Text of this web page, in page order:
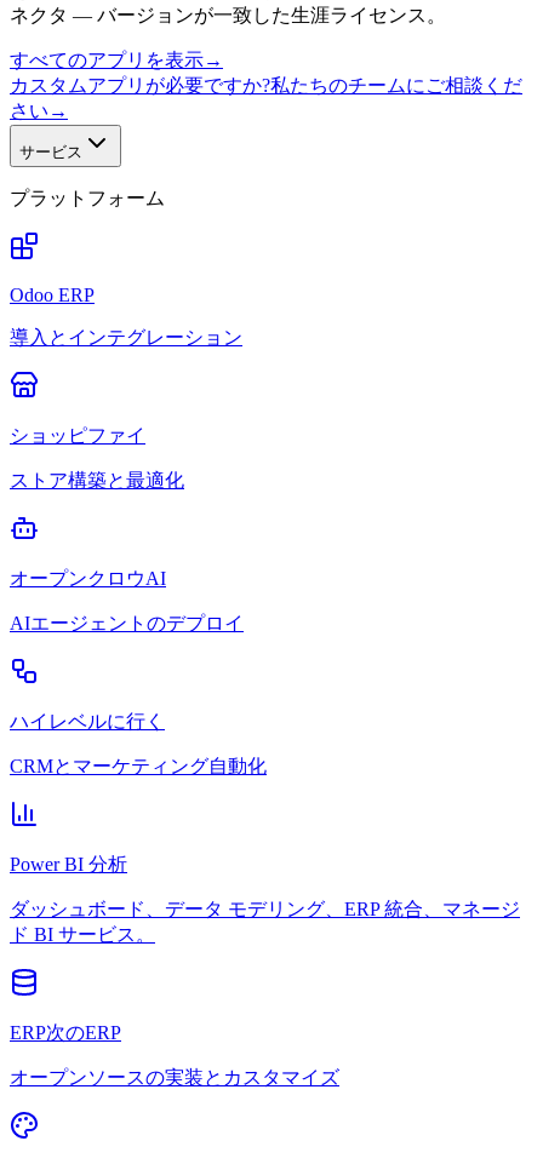
ネクタ — バージョンが一致した生涯ライセンス。
すべてのアプリを表示→
カスタムアプリが必要ですか?私たちのチームにご相談くだ
さい →
サービス
プラットフォーム
Odoo ERP
導入とインテグレーション
ショッピファイ
ストア構築と最適化
オープンクロウAI
AIエージェントのデプロイ
ハイレベルに行く
CRMとマーケティング自動化
Power BI 分析
ダッシュボード、データ モデリング、ERP 統合、マネージ
ド BI サービス。
ERP次のERP
オープンソースの実装とカスタマイズ